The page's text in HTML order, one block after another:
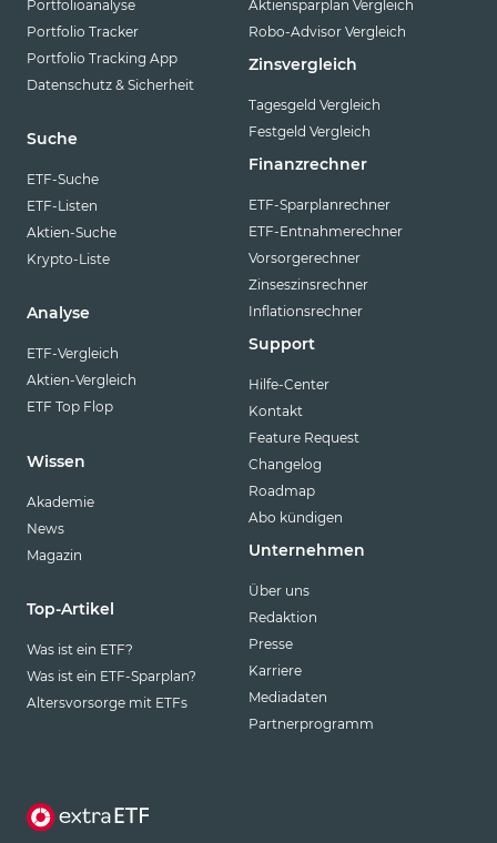
Portfolioanalyse
Portfolio Tracker
Portfolio Tracking App
Datenschutz & Sicherheit
Suche
ETF-Suche
ETF-Listen
Aktien-Suche
Krypto-Liste
Analyse
ETF-Vergleich
Aktien-Vergleich
ETF Top Flop
Wissen
Akademie
News
Magazin
Top-Artikel
Was ist ein ETF?
Was ist ein ETF-Sparplan?
Altersvorsorge mit ETFs
Aktiensparplan Vergleich
Robo-Advisor Vergleich
Zinsvergleich
Tagesgeld Vergleich
Festgeld Vergleich
Finanzrechner
ETF-Sparplanrechner
ETF-Entnahmerechner
Vorsorgerechner
Zinseszinsrechner
Inflationsrechner
Support
Hilfe-Center
Kontakt
Feature Request
Changelog
Roadmap
Abo kündigen
Unternehmen
Über uns
Redaktion
Presse
Karriere
Mediadaten
Partnerprogramm